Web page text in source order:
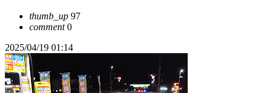
thumb_up 97
comment0
2025/04/19 01:14